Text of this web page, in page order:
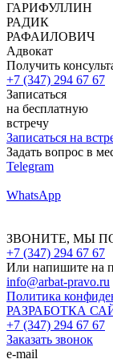
ГАРИФУЛЛИН
РАДИК
РАФАИЛОВИЧ
Адвокат
Получить
+7 (347) 294 67 67
Записаться
на бесплатную
встречу
Записаться на
Задать вопрос в
Telegram
WhatsApp
ЗВОНИТЕ, МЫ
+7 (347) 294 67 67
Или напишите на
info@arbat-pravo.ru
Политика
РАЗРАБОТКА
+7 (347) 294 67 67
Заказать звонок
e-mail